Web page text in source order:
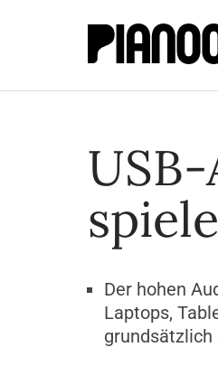
Der hohen
Laptops,
grundsätzlich